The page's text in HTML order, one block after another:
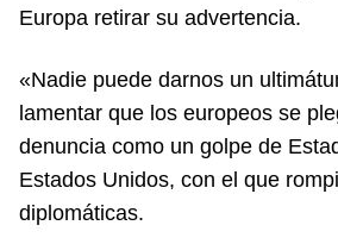
Europa retirar su advertencia.
«Nadie puede darnos un
lamentar que los europeos se
denuncia como un golpe de
Estados Unidos, con el que
diplomáticas.